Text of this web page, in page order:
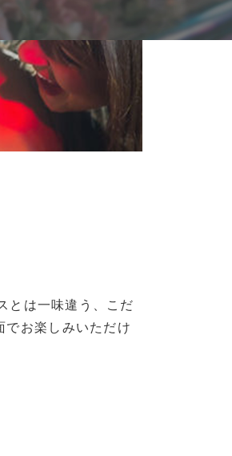
とは一味違う、こだ
でお楽しみいただけ